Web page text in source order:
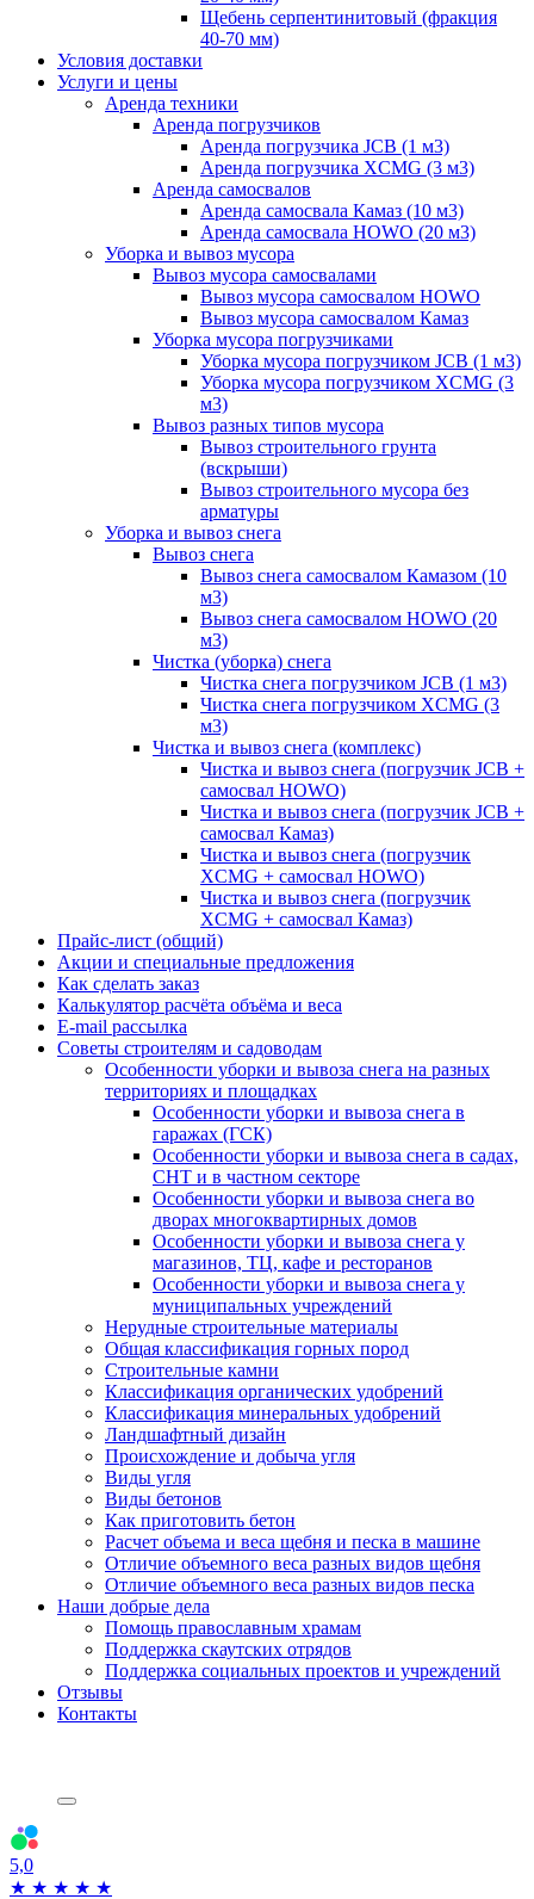
Щебень серпентинитовый (фракция
40-70 мм)
Условия доставки
Услуги и цены
Аренда техники
Аренда погрузчиков
Аренда погрузчика JCB (1 м3)
Аренда погрузчика XCMG (3 м3)
Аренда самосвалов
Аренда самосвала Камаз (10 м3)
Аренда самосвала HOWO (20 м3)
Уборка и вывоз мусора
Вывоз мусора самосвалами
Вывоз мусора самосвалом HOWO
Вывоз мусора самосвалом Камаз
Уборка мусора погрузчиками
Уборка мусора погрузчиком JCB (1 м3)
Уборка мусора погрузчиком XCMG (3
м3)
Вывоз разных типов мусора
Вывоз строительного грунта
(вскрыши)
Вывоз строительного мусора без
арматуры
Уборка и вывоз снега
Вывоз снега
Вывоз снега самосвалом Камазом (10
м3)
Вывоз снега самосвалом HOWO (20
м3)
Чистка (уборка) снега
Чистка снега погрузчиком JCB (1 м3)
Чистка снега погрузчиком XCMG (3
м3)
Чистка и вывоз снега (комплекс)
Чистка и вывоз снега (погрузчик JCB +
самосвал HOWO)
Чистка и вывоз снега (погрузчик JCB +
самосвал Камаз)
Чистка и вывоз снега (погрузчик
XCMG + самосвал HOWO)
Чистка и вывоз снега (погрузчик
XCMG + самосвал Камаз)
Прайс-лист (общий)
Акции и специальные предложения
Как сделать заказ
Калькулятор расчёта объёма и веса
E-mail рассылка
Советы строителям и садоводам
Особенности уборки и вывоза снега на разных
территориях и площадках
Особенности уборки и вывоза снега в
гаражах (ГСК)
Особенности уборки и вывоза снега в садах,
СНТ и в частном секторе
Особенности уборки и вывоза снега во
дворах многоквартирных домов
Особенности уборки и вывоза снега у
магазинов, ТЦ, кафе и ресторанов
Особенности уборки и вывоза снега у
муниципальных учреждений
Нерудные строительные материалы
Общая классификация горных пород
Строительные камни
Классификация органических удобрений
Классификация минеральных удобрений
Ландшафтный дизайн
Происхождение и добыча угля
Виды угля
Виды бетонов
Как приготовить бетон
Расчет объема и веса щебня и песка в машине
Отличие объемного веса разных видов щебня
Отличие объемного веса разных видов песка
Наши добрые дела
Помощь православным храмам
Поддержка скаутских отрядов
Поддержка социальных проектов и учреждений
Отзывы
Контакты
5,0
★ ★ ★ ★ ★